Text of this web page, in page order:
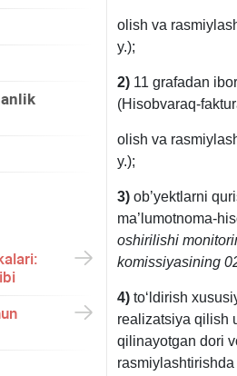
olish va
y.);
2)11 grafadan
(Hisobvaraq-
olish va
y.);
3)ob’yektlarni
ma’lumotnoma-
oshirilishi
komissiyasining
4)toʻldirish
realizatsiya qilish
qilinayotgan dori